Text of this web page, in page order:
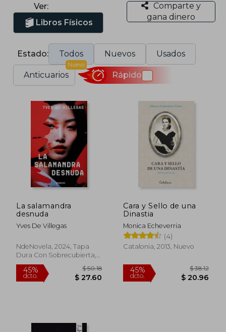
Ver:
Libros Físicos
Comparte y
gana dinero
Estado: Todos Nuevos Usados
Anticuarios
Nuevo
Rápido
La salamandra
desnuda
Yves De Villegas
NdeNovela, 2024, Tapa
Dura Con Sobrecubierta,
Nuevo
Cara y Sello de una
Dinastia
Monica Echeverria
(4)
Catalonia, 2013, Nuevo